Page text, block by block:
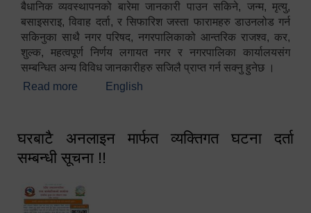
बैधानिक व्यवस्थापनको बारेमा जानकारी पाउन सकिने, जन्म, मृत्यु,
बसाइसराइ, विवाह दर्ता, र सिफारिश जस्ता फारामहरु डाउनलोड गर्न
सकिनुका साथै नगर परिषद, नगरपालिकाको आन्तरिक राजश्व, कर,
शुल्क, महत्वपूर्ण निर्णय लगायत नगर र नगरपालिका कार्यालयसंग
सम्बन्धित अन्य विविध जानकारीहरु सजिलै प्राप्त गर्न सक्नु हुनेछ ।
Read more about स्वागतम!!!
English
घरबाटै अनलाइन मार्फत व्यक्तिगत घटना दर्ता
सम्बन्धी सूचना !!